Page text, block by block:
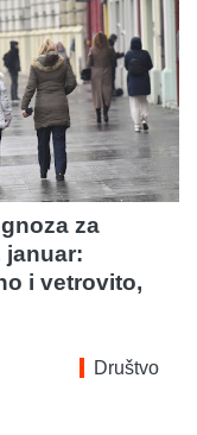
za
januar:
i vetrovito,
Društvo